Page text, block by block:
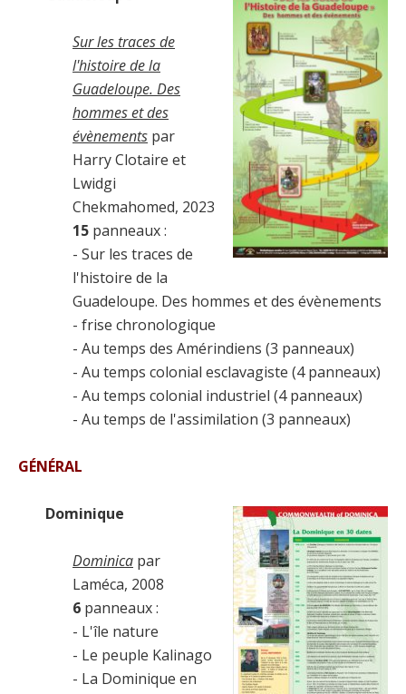
Sur les traces de
l'histoire de la
Guadeloupe. Des
hommes et des
évènements par
Harry Clotaire et
Lwidgi
Chekmahomed, 2023
15 panneaux :
- Sur les traces de
l'histoire de la
Guadeloupe. Des hommes et des évènements
- frise chronologique
- Au temps des Amérindiens (3 panneaux)
- Au temps colonial esclavagiste (4 panneaux)
- Au temps colonial industriel (4 panneaux)
- Au temps de l'assimilation (3 panneaux)
GÉNÉRAL
Dominique
Dominica par
Laméca, 2008
6 panneaux :
- L'île nature
- Le peuple Kalinago
- La Dominique en